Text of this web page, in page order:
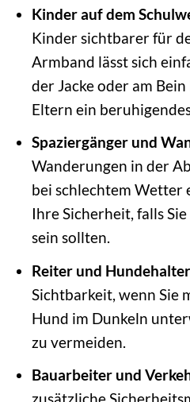
Kinder auf dem
Kinder sichtbarer für
Armband lässt sich
der Jacke oder am
Eltern ein
Spaziergänger und
Wanderungen in der
bei schlechtem Wetter
Ihre Sicherheit, falls
sein sollten.
Reiter und
Sichtbarkeit, wenn Sie
Hund im Dunkeln
zu vermeiden.
Bauarbeiter und